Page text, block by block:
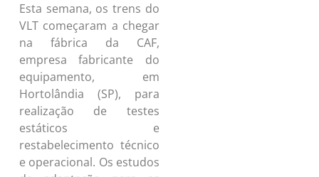
Esta semana, os trens do
VLT começaram a chegar
na fábrica da CAF,
empresa fabricante do
equipamento, em
Hortolândia (SP), para
realização de testes
estáticos e
restabelecimento técnico
e operacional. Os estudos